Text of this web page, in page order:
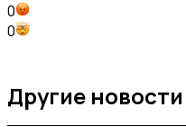
0
0
Другие новости